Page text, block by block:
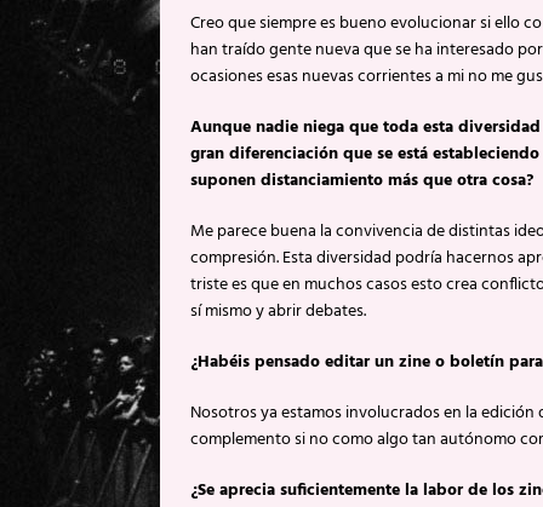
Creo que siempre es bueno evolucionar si ello
han traído gente nueva que se ha interesado
ocasiones esas nuevas corrientes a mi no me
Aunque nadie niega que toda esta
gran diferenciación que se está
suponen distanciamiento más que otra cosa?
Me parece buena la convivencia de distintas
compresión. Esta diversidad podría hacernos
triste es que en muchos casos esto crea
sí mismo y abrir debates.
¿Habéis pensado editar un zine o boletín
Nosotros ya estamos involucrados en la edición
complemento si no como algo tan autónomo
¿Se aprecia suficientemente la labor de los